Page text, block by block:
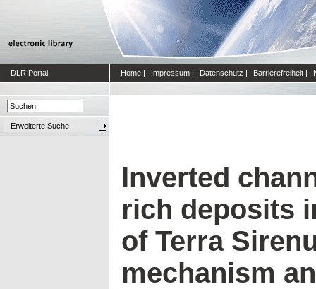
DLR Portal Home | Impressum | Datenschutz | Barrierefreiheit |
Erweiterte Suche
Inverted
rich deposits
of Terra
mechanism